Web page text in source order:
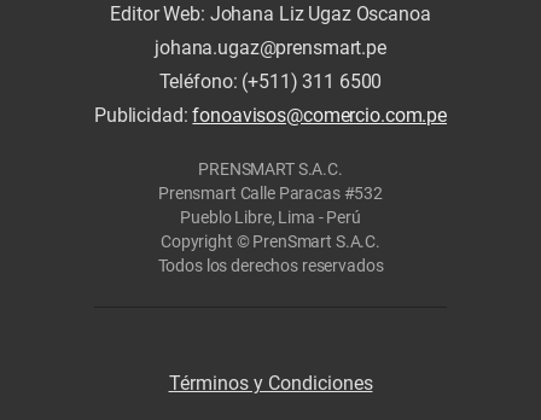
Editor Web: Johana Liz Ugaz Oscanoa
johana.ugaz@prensmart.pe
Teléfono: (+511) 311 6500
Publicidad:fonoavisos@comercio.com.pe
PRENSMART S.A.C.
Prensmart Calle Paracas #532
Pueblo Libre, Lima - Perú
Copyright © PrenSmart S.A.C.
Todos los derechos reservados
Términos y Condiciones